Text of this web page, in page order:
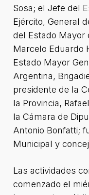
Sosa; el Jefe del
Ejército, General
del Estado Mayor
Marcelo Eduardo
Estado Mayor
Argentina,
presidente de la
la Provincia,
la Cámara de
Antonio Bonfatti;
Municipal y
Las actividades
comenzado el